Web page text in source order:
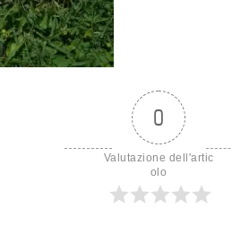
0
Valutazione dell'artic
olo